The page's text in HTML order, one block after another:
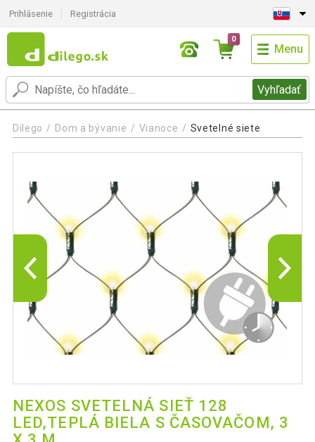
Prihlásenie Registrácia
Vyhľadať
0
Menu
Dilego Dom a bývanie Vianoce Svetelné siete
NEXOS SVETELNÁ SIEŤ 128
LED,TEPLÁ BIELA S ČASOVAČOM, 3